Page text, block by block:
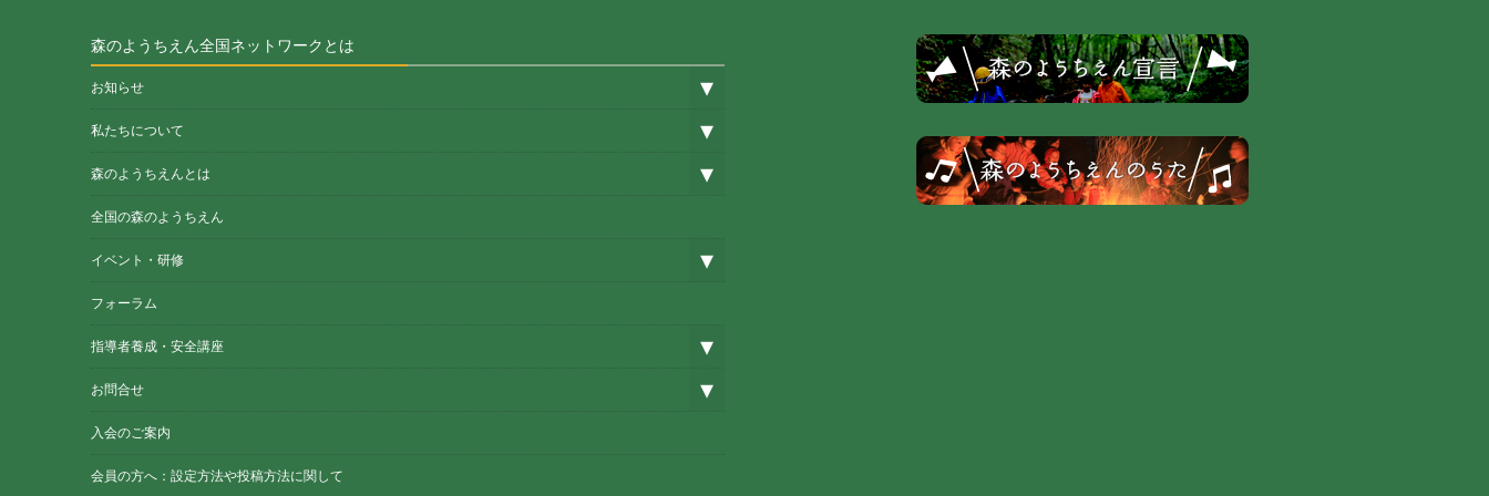
森のようちえん全国ネットワークとは
お知らせ
私たちについて
森のようちえんとは
全国の森のようちえん
イベント・研修
フォーラム
指導者養成・安全講座
お問合せ
入会のご案内
会員の方へ：設定方法や投稿方法に関して